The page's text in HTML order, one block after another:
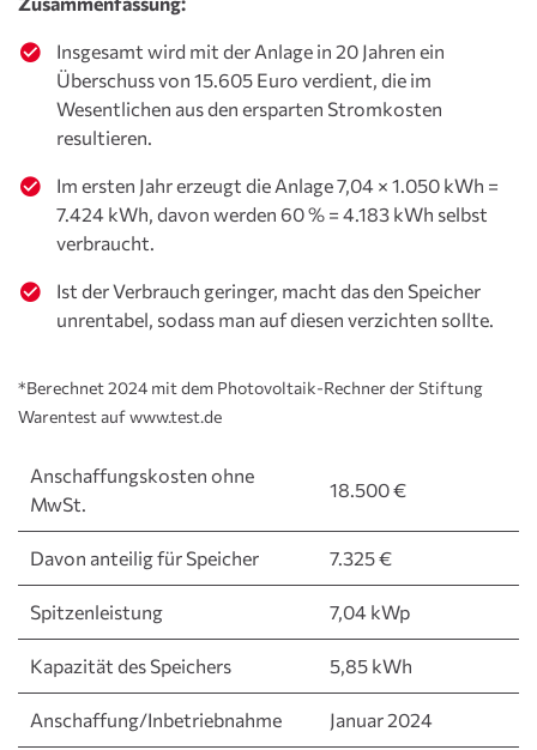
Eigenverbrauch lohnt.
Wir bieten Speicher mit einer Größe von 6,4 kWh (für
einen jährlichen Stromverbrauch von ca. 4.500 bis
7.000 kWh pro Jahr) an, da wir kleinere Speicher für
nicht wirtschaftlich halten.
Insgesamt wird mit der Anlage in 20 Jahren ein
Überschuss von 15.605 Euro verdient, die im
Wesentlichen aus den ersparten Stromkosten
resultieren.
Im ersten Jahr erzeugt die Anlage 7,04 × 1.050 kWh =
7.424 kWh, davon werden 60 % = 4.183 kWh selbst
verbraucht.
Ist der Verbrauch geringer, macht das den Speicher
unrentabel, sodass man auf diesen verzichten sollte.
*Berechnet 2024 mit dem Photovoltaik-Rechner der Stiftung
Warentest auf www.test.de
Anschaffungskosten ohne
MwSt.
18.500 €
Davon anteilig für Speicher 7.325 €
Spitzenleistung 7,04 kWp
Kapazität des Speichers 5,85 kWh
Anschaffung/Inbetriebnahme Januar 2024